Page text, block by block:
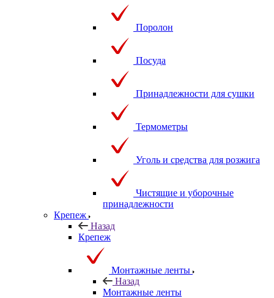
Поролон
Посуда
Принадлежности для сушки
Термометры
Уголь и средства для розжига
Чистящие и уборочные
принадлежности
Крепеж
Назад
Крепеж
Монтажные ленты
Назад
Монтажные ленты